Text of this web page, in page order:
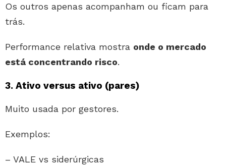
Os outros apenas acompanham ou ficam para
trás.
Performance relativa mostra onde o mercado
está concentrando risco.
3. Ativo versus ativo (pares)
Muito usada por gestores.
Exemplos:
– VALE vs siderúrgicas